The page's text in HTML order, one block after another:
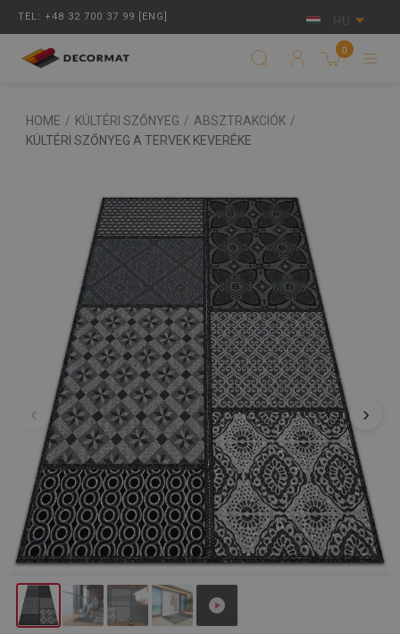
TEL: +48 32 700 37 99 [ENG] HU
0
HOME / KÜLTÉRI SZŐNYEG / ABSZTRAKCIÓK /
KÜLTÉRI SZŐNYEG A TERVEK KEVERÉKE
‹ ›